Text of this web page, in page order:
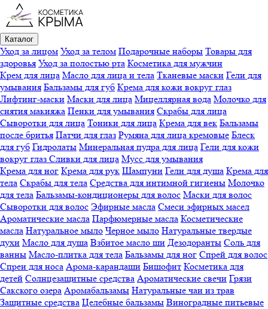
Каталог
Уход за лицом Уход за телом Подарочные наборы Товары для
здоровья Уход за полостью рта Косметика для мужчин
Крем для лица Масло для лица и тела Тканевые маски Гели для
умывания Бальзамы для губ Крема для кожи вокруг глаз
Лифтинг-маски Маски для лица Мицеллярная вода Молочко для
снятия макияжа Пенки для умывания Скрабы для лица
Сыворотки для лица Тоники для лица Крема для век Бальзамы
после бритья Патчи для глаз Румяна для лица кремовые Блеск
для губ Гидролаты Минеральная пудра для лица Гели для кожи
вокруг глаз Сливки для лица Мусс для умывания
Крема для ног Крема для рук Шампуни Гели для душа Крема для
тела Скрабы для тела Средства для интимной гигиены Молочко
для тела Бальзамы-кондиционеры для волос Маски для волос
Сыворотки для волос Эфирные масла Смеси эфирных масел
Ароматические масла Парфюмерные масла Косметические
масла Натуральное мыло Черное мыло Натуральные твердые
духи Масло для душа Взбитое масло ши Дезодоранты Соль для
ванны Масло-плитка для тела Бальзамы для ног Спрей для волос
Спреи для носа Арома-карандаши Бишофит Косметика для
детей Солнцезащитные средства Ароматические свечи Грязи
Cакского озера Аромабальзамы Натуральные чаи из трав
Защитные средства Целебные бальзамы Виноградные питьевые